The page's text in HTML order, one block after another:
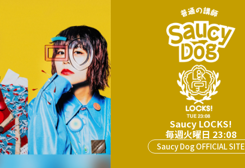
Saucy LOCKS!
毎週火曜日 23:08
Saucy Dog OFFICIAL SITE